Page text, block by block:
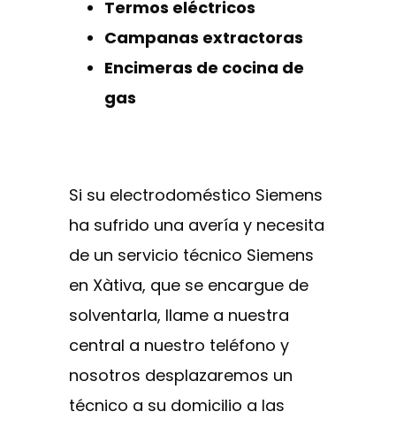
Termos eléctricos
Campanas extractoras
Encimeras de cocina de
gas
Si su electrodoméstico Siemens
ha sufrido una avería y necesita
de un servicio técnico Siemens
en Xàtiva, que se encargue de
solventarla, llame a nuestra
central a nuestro teléfono y
nosotros desplazaremos un
técnico a su domicilio a las